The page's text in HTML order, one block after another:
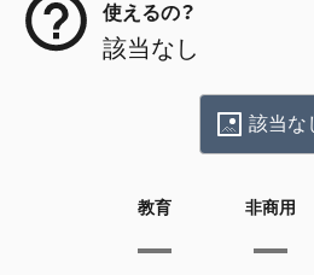
使えるの？
該当なし
該当な
教育 非商用